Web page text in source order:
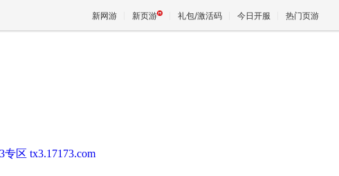
新网游 新页游 礼包/激活码 今日开服 热门页游
专区 tx3.17173.com